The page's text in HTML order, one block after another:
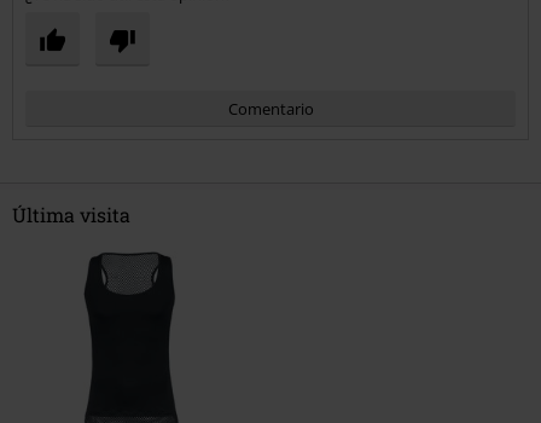
Comentario
Última visita